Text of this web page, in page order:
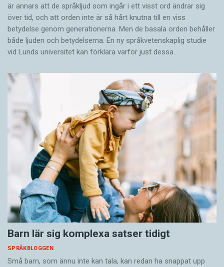
är annars att de språkljud som ingår i ett visst ord ändrar sig
över tid, och att orden inte är så hårt knutna till en viss
betydelse genom generationerna. Men de basala orden behåller
både ljuden och betydelserna. En ny språkvetenskaplig studie
vid Lunds universitet kan förklara varför just dessa…
Barn lär sig komplexa satser tidigt
SPRÅKBLOGGEN
Små barn, som ännu inte kan tala, kan redan ha snappat upp